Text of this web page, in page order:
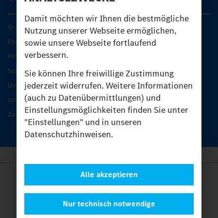
Damit möchten wir Ihnen die bestmögliche
Nutzung unserer Webseite ermöglichen,
sowie unsere Webseite fortlaufend
verbessern.
Sie können Ihre freiwillige Zustimmung
jederzeit widerrufen. Weitere Informationen
(auch zu Datenübermittlungen) und
Einstellungsmöglichkeiten finden Sie unter
"Einstellungen" und in unseren
Datenschutzhinweisen.
Nur technisch notwendige
Alle akzeptieren
Original-Teile
Partner finden
Produkt-Highlights
Schutz und Werterhalt
Unimog Serviceangebot
Unimog Servicetage
Zusatzleistungen
Anbieter
Rechtliche Hinweise
Kontakt
Cookies